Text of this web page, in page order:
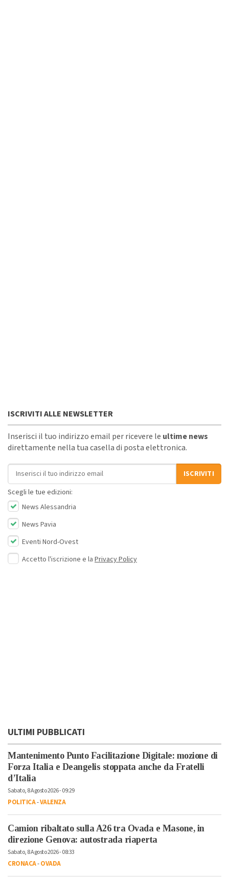
ISCRIVITI ALLE NEWSLETTER
Inserisci il tuo indirizzo email per ricevere le ultime news
direttamente nella tua casella di posta elettronica.
Indirizzo email
ISCRIVITI
Scegli le tue edizioni:
News Alessandria
News Pavia
Eventi Nord-Ovest
Accetto l'iscrizione e la Privacy Policy
ULTIMI PUBBLICATI
Mantenimento Punto Facilitazione Digitale: mozione di
Forza Italia e Deangelis stoppata anche da Fratelli
d’Italia
Sabato, 8 Agosto 2026 - 09:29
POLITICA-VALENZA
Camion ribaltato sulla A26 tra Ovada e Masone, in
direzione Genova: autostrada riaperta
Sabato, 8 Agosto 2026 - 08:33
CRONACA-OVADA